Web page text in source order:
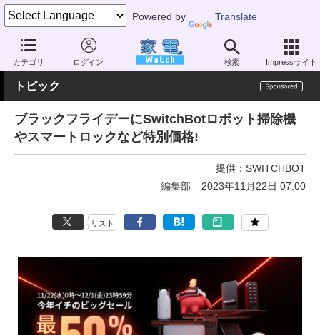
Powered by Translate
カテゴリ ログイン 検索 Impressサイト
家電 Watch 生活家電 掃除機 ロボット掃除機
トピック
ブラックフライデーにSwitchBotロボット掃除機
やスマートロックなど特別価格!
提供：SWITCHBOT
編集部
2023年11月22日 07:00
リスト